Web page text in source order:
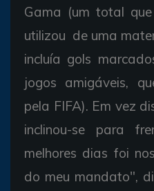
Gama (um total que
utilizou de uma
incluía gols
jogos amigáveis,
pela FIFA). Em vez
inclinou-se para
melhores dias foi
do meu mandato",